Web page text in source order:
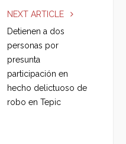
e
o
k
r
g
+
NEXT ARTICLE
Detienen a dos
personas por
presunta
participación en
hecho delictuoso de
robo en Tepic